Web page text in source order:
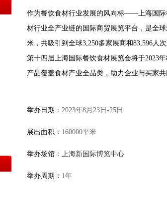
作为餐饮食材行业发展的风向标——上海国际
材行业全产业链的国际商贸展览平台，是全
米，共吸引到全球3,250多家展商和83,596人次
第十四届上海国际餐饮食材展览会将于2023
产品覆盖食材产业全品类，助力企业与买家
举办日期： 2023年8月23日-25日
展出面积： 160000平米
举办场馆： 上海新国际博览中心
举办周期： 1年